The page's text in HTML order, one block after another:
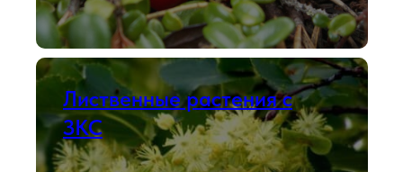
Лиственные растения с
ЗКС